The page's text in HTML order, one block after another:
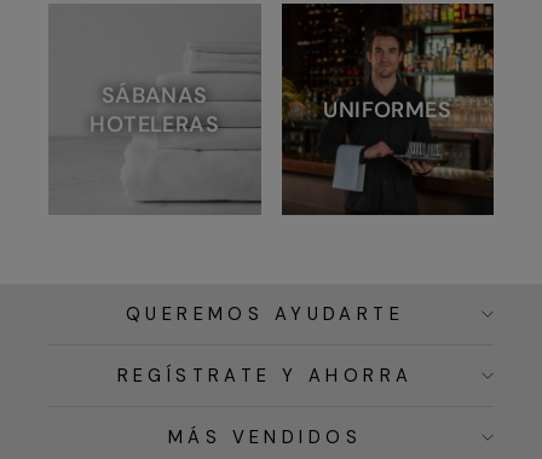
SÁBANAS
HOTELERAS
UNIFORMES
QUEREMOS AYUDARTE
REGÍSTRATE Y AHORRA
MÁS VENDIDOS